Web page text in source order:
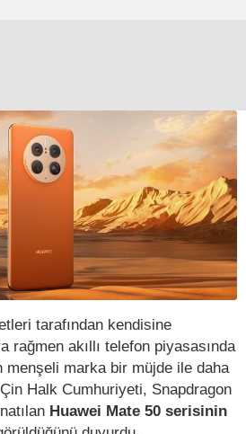
tarafından kendisine
rağmen akıllı telefon piyasasında
menşeli marka bir müjde ile daha
Halk Cumhuriyeti, Snapdragon
Huawei Mate 50 serisinin